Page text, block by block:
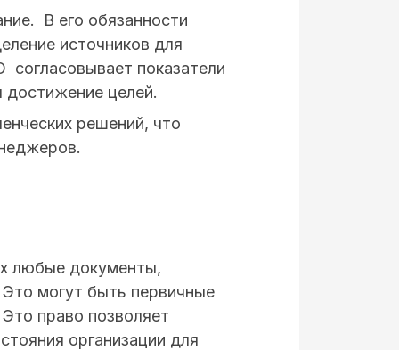
В его обязанности
источников для
согласовывает показатели
достижение целей.
решений, что
любые документы,
могут быть первичные
право позволяет
организации для